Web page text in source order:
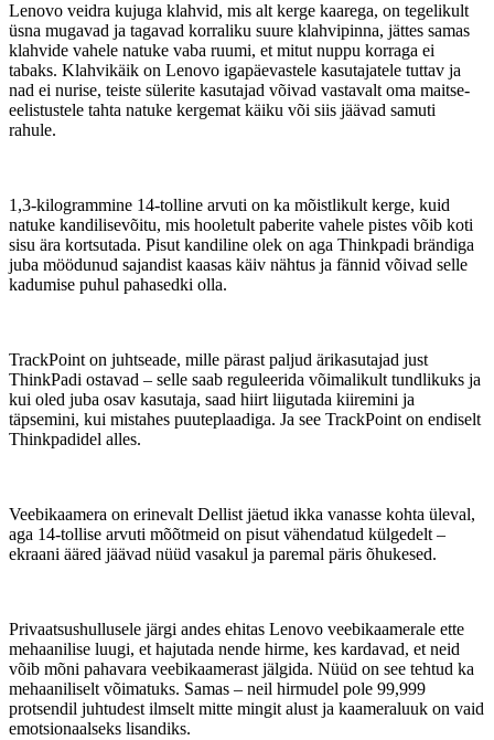
Lenovo veidra kujuga klahvid, mis alt kerge kaarega, on tegelikult
üsna mugavad ja tagavad korraliku suure klahvipinna, jättes samas
klahvide vahele natuke vaba ruumi, et mitut nuppu korraga ei
tabaks. Klahvikäik on Lenovo igapäevastele kasutajatele tuttav ja
nad ei nurise, teiste sülerite kasutajad võivad vastavalt oma maitse-
eelistustele tahta natuke kergemat käiku või siis jäävad samuti
rahule.
1,3-kilogrammine 14-tolline arvuti on ka mõistlikult kerge, kuid
natuke kandilisevõitu, mis hooletult paberite vahele pistes võib koti
sisu ära kortsutada. Pisut kandiline olek on aga Thinkpadi brändiga
juba möödunud sajandist kaasas käiv nähtus ja fännid võivad selle
kadumise puhul pahasedki olla.
TrackPoint on juhtseade, mille pärast paljud ärikasutajad just
ThinkPadi ostavad – selle saab reguleerida võimalikult tundlikuks ja
kui oled juba osav kasutaja, saad hiirt liigutada kiiremini ja
täpsemini, kui mistahes puuteplaadiga. Ja see TrackPoint on endiselt
Thinkpadidel alles.
Veebikaamera on erinevalt Dellist jäetud ikka vanasse kohta üleval,
aga 14-tollise arvuti mõõtmeid on pisut vähendatud külgedelt –
ekraani ääred jäävad nüüd vasakul ja paremal päris õhukesed.
Privaatsushullusele järgi andes ehitas Lenovo veebikaamerale ette
mehaanilise luugi, et hajutada nende hirme, kes kardavad, et neid
võib mõni pahavara veebikaamerast jälgida. Nüüd on see tehtud ka
mehaaniliselt võimatuks. Samas – neil hirmudel pole 99,999
protsendil juhtudest ilmselt mitte mingit alust ja kaameraluuk on vaid
emotsionaalseks lisandiks.